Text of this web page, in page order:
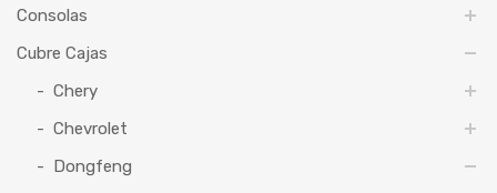
Consolas
Cubre Cajas
Chery
Chevrolet
Dongfeng